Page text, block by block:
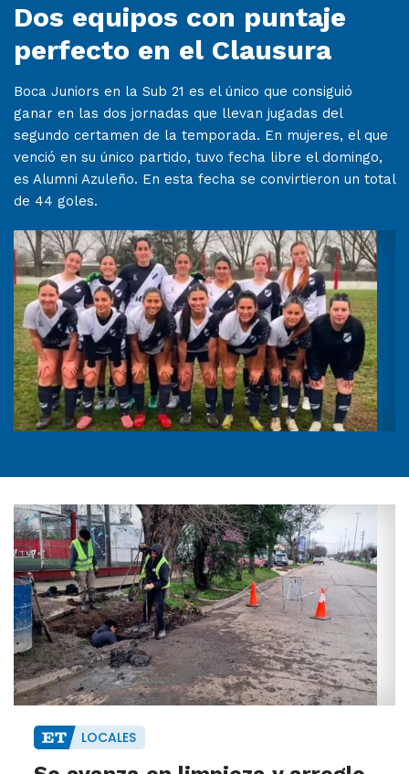
Dos equipos con puntaje
perfecto en el Clausura
Boca Juniors en la Sub 21 es el único que consiguió
ganar en las dos jornadas que llevan jugadas del
segundo certamen de la temporada. En mujeres, el que
venció en su único partido, tuvo fecha libre el domingo,
es Alumni Azuleño. En esta fecha se convirtieron un total
de 44 goles.
LOCALES